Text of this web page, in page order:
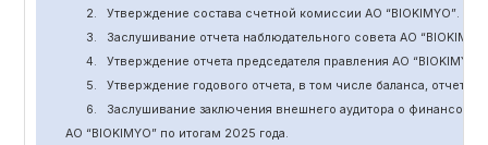
2.
Утверждение состава счетной комиссии АО “BIOKIMYO”.
3.
Заслушивание отчета наблюдательного совета АО “BIOKIMYO
4.
Утверждение отчета председателя правления АО “BIOKIMYO
5.
Утверждение годового отчета, в том числе баланса, отчет о
6.
Заслушивание заключения внешнего аудитора о финансовой
АО “BIOKIMYO”по итогам 2025 года.